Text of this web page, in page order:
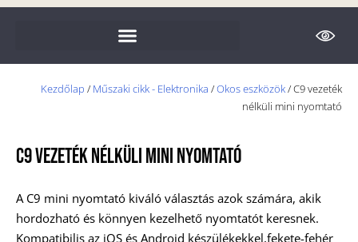
Kezdőlap / Műszaki cikk - Elektronika /Okos eszközök/ C9 vezeték
nélküli mini nyomtató
C9 Vezeték Nélküli Mini Nyomtató
A C9 mini nyomtató kiváló választás azok számára, akik
hordozható és könnyen kezelhető nyomtatót keresnek.
Kompatibilis az iOS és Android készülékekkel,fekete-fehér